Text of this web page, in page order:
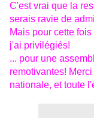
C'est vrai que la
serais ravie de
Mais pour cette
j'ai privilégiés!
... pour une
remotivantes!
nationale, et toute